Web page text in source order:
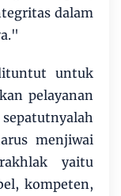
dalam
untuk
pelayanan
menjiwai
yaitu
kompeten,